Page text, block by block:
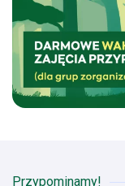
Przypominamy!